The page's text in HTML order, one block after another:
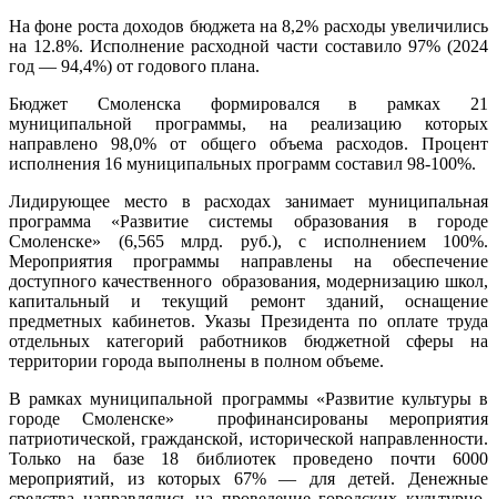
На фоне роста доходов бюджета на 8,2% расходы увеличились
на 12.8%. Исполнение расходной части составило 97% (2024
год — 94,4%) от годового плана.
Бюджет Смоленска формировался в рамках 21
муниципальной программы, на реализацию которых
направлено 98,0% от общего объема расходов. Процент
исполнения 16 муниципальных программ составил 98-100%.
Лидирующее место в расходах занимает муниципальная
программа «Развитие системы образования в городе
Смоленске» (6,565 млрд. руб.), с исполнением 100%.
Мероприятия программы направлены на обеспечение
доступного качественного образования, модернизацию школ,
капитальный и текущий ремонт зданий, оснащение
предметных кабинетов. Указы Президента по оплате труда
отдельных категорий работников бюджетной сферы на
территории города выполнены в полном объеме.
В рамках муниципальной программы «Развитие культуры в
городе Смоленске» профинансированы мероприятия
патриотической, гражданской, исторической направленности.
Только на базе 18 библиотек проведено почти 6000
мероприятий, из которых 67% — для детей. Денежные